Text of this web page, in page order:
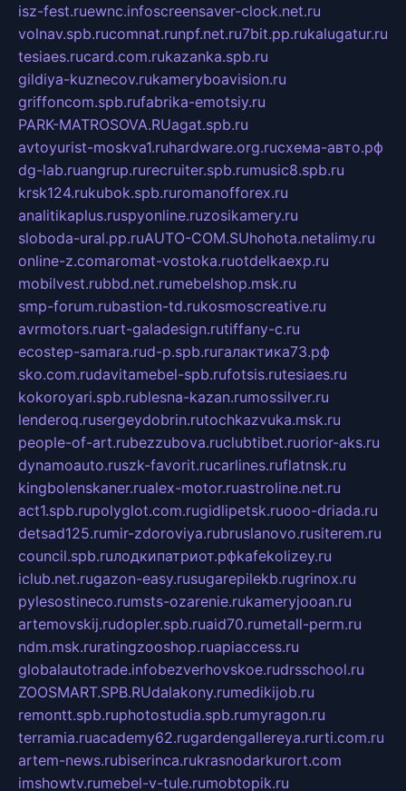
isz-fest.ruewnc.infoscreensaver-clock.net.ru
volnav.spb.rucomnat.runpf.net.ru7bit.pp.rukalugatur.ru
tesiaes.rucard.com.rukazanka.spb.ru
gildiya-kuznecov.rukameryboavision.ru
griffoncom.spb.rufabrika-emotsiy.ru
PARK-MATROSOVA.RUagat.spb.ru
avtoyurist-moskva1.ruhardware.org.ruсхема-авто.рф
dg-lab.ruangrup.rurecruiter.spb.rumusic8.spb.ru
krsk124.rukubok.spb.ruromanofforex.ru
analitikaplus.ruspyonline.ruzosikamery.ru
sloboda-ural.pp.ruAUTO-COM.SUhohota.netalimy.ru
online-z.comaromat-vostoka.ruotdelkaexp.ru
mobilvest.rubbd.net.rumebelshop.msk.ru
smp-forum.rubastion-td.rukosmoscreative.ru
avrmotors.ruart-galadesign.rutiffany-c.ru
ecostep-samara.rud-p.spb.ruгалактика73.рф
sko.com.rudavitamebel-spb.rufotsis.rutesiaes.ru
kokoroyari.spb.rublesna-kazan.rumossilver.ru
lenderoq.rusergeydobrin.rutochkazvuka.msk.ru
people-of-art.rubezzubova.ruclubtibet.ruorior-aks.ru
dynamoauto.ruszk-favorit.rucarlines.ruflatnsk.ru
kingbolenskaner.rualex-motor.ruastroline.net.ru
act1.spb.rupolyglot.com.rugidlipetsk.ruooo-driada.ru
detsad125.rumir-zdoroviya.rubruslanovo.rusiterem.ru
council.spb.ruлодкипатриот.рфkafekolizey.ru
iclub.net.rugazon-easy.rusugarepilekb.rugrinox.ru
pylesostineco.rumsts-ozarenie.rukameryjooan.ru
artemovskij.rudopler.spb.ruaid70.rumetall-perm.ru
ndm.msk.ruratingzooshop.ruapiaccess.ru
globalautotrade.infobezverhovskoe.rudrsschool.ru
ZOOSMART.SPB.RUdalakony.rumedikijob.ru
remontt.spb.ruphotostudia.spb.rumyragon.ru
terramia.ruacademy62.rugardengallereya.rurti.com.ru
artem-news.rubiserinca.rukrasnodarkurort.com
imshowtv.rumebel-v-tule.rumobtopik.ru